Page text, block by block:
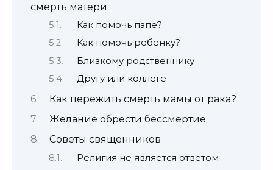
смерть матери
Как помочь папе?
Как помочь ребенку?
Близкому родственнику
Другу или коллеге
Как пережить смерть мамы от рака?
Желание обрести бессмертие
Советы священников
Религия не является ответом